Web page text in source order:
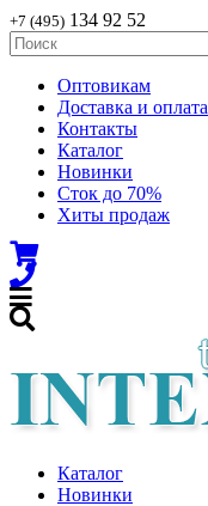
+7 (495) 134 92 52
Оптовикам
Доставка и оплата
Контакты
Каталог
Новинки
Сток до 70%
Хиты продаж
Каталог
Новинки